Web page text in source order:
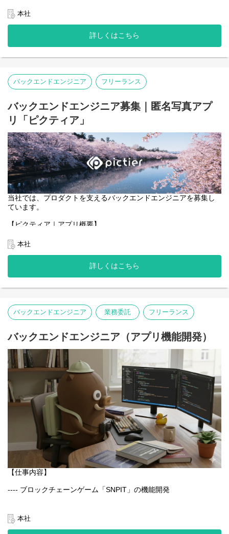
<業務内容>
本プロジェクトにおけるフロントエンドエンジニアは、web3系サ
ービスのユーザーインターフェースとなるWebアプリケーション
開発の中核を担います。
ト。
・ブロックチェーンと連携する機能のフロントエンド実装。
設計・改善。
本社
詳しくはこちら
バックエンドエンジニア フリーランス
バックエンドエンジニア募集｜匿名写真アプ
リ「ピクティア」
当社では、プロダクトを支えるバックエンドエンジニアを募集し
ています。
【ピクティア｜アプリ概要】
ピクティアは、言語を使わず、写真だけでつながる匿名写真アプ
リです。
同じ場所の変化や記憶を写真として共有できます。
一般的な写真SNSのようなコメントや言語によるやり取りはな
写真そのものが主役となる体験を大切にしています。
言語や文化にとらわれず、誰でも直感的に楽しめるのが特徴で
【業務内容】
- Webアプリケーションの設計・開発・運用
- GCPを用いたシステム構築・改善
- チーム内外との連携による新機能の企画・実装
- パフォーマンス・セキュリティ・可用性の最適化
本社
詳しくはこちら
バックエンドエンジニア 業務委託 フリーランス
バックエンドエンジニア（アプリ機能開発）
【仕事内容】
---- ブロックチェーンゲーム「SNPIT」の機能開発
通じ、プロダクトの改善と新機能の実装を一貫して担当いただく
ポジションです。
本社